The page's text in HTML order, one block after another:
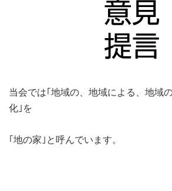
当会では｢地域の、地域による、地域
化｣を
｢地の家｣と呼んでいます。